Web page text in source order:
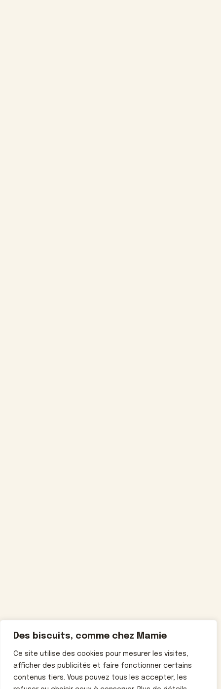
Des biscuits, comme chez Mamie
Ce site utilise des cookies pour mesurer les visites,
afficher des publicités et faire fonctionner certains
contenus tiers. Vous pouvez tous les accepter, les